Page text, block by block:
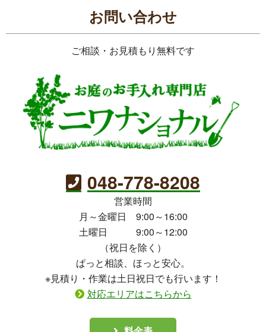
お問い合わせ
ご相談・お見積もり無料です
048-778-8208
営業時間
月～金曜日 9:00～16:00
土曜日 9:00～12:00
（祝日を除く）
ぱっと相談、ほっと安心。
※見積り・作業は土日祝日でも行います！
対応エリアはこちらから